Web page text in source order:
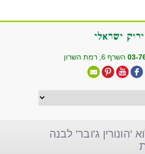
03- השרף 6, רמת השרון
'הונורין ג'ובר' לבנה